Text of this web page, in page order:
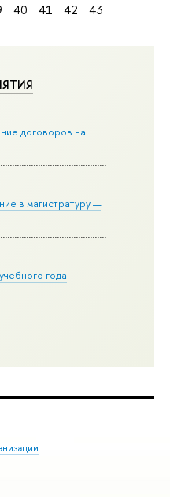
договоров на
в магистратуру —
года
40 41 42
43